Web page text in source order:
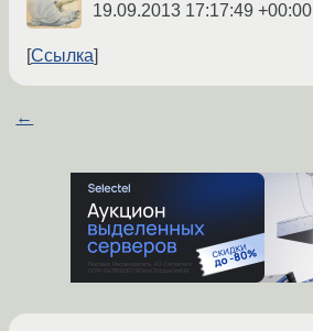
19.09.2013 17:17:49 +00:00
Ссылка
←